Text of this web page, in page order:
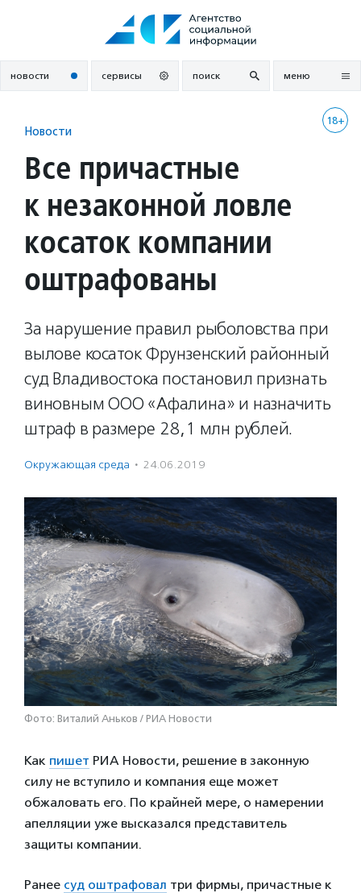
новости сервисы поиск меню
18+
Новости
Все причастные
к незаконной ловле
косаток компании
оштрафованы
За нарушение правил рыболовства при
вылове косаток Фрунзенский районный
суд Владивостока постановил признать
виновным ООО «Афалина» и назначить
штраф в размере 28,1 млн рублей.
Окружающая среда · 24.06.2019
Фото: Виталий Аньков / РИА Новости
Как пишет РИА Новости, решение в законную
силу не вступило и компания еще может
обжаловать его. По крайней мере, о намерении
апелляции уже высказался представитель
защиты компании.
Ранее суд оштрафовал три фирмы, причастные к